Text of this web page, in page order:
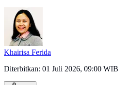
Khairisa Ferida
Diterbitkan: 01 Juli 2026, 09:00 WIB